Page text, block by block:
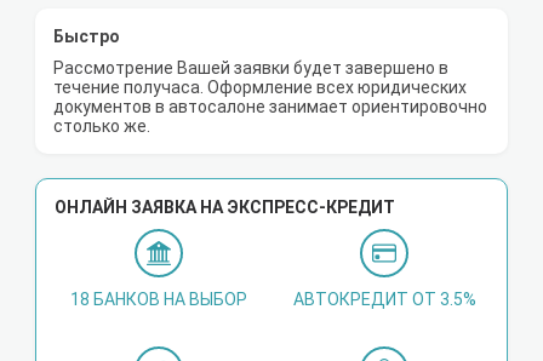
Быстро
Рассмотрение Вашей заявки будет завершено в
течение получаса. Оформление всех юридических
документов в автосалоне занимает ориентировочно
столько же.
ОНЛАЙН ЗАЯВКА НА ЭКСПРЕСС-КРЕДИТ
18 БАНКОВ НА ВЫБОР АВТОКРЕДИТ ОТ 3.5%